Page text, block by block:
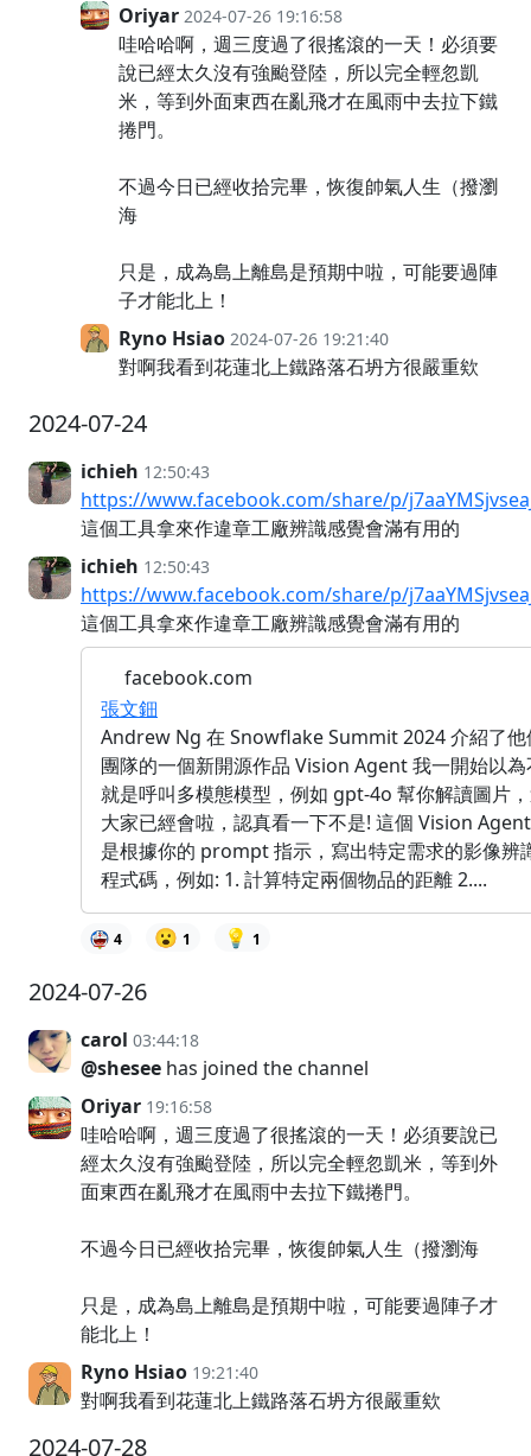
Oriyar 2024-07-26 19:16:58
哇哈哈啊，週三度過了很搖滾的一天！必須要
說已經太久沒有強颱登陸，所以完全輕忽凱
米，等到外面東西在亂飛才在風雨中去拉下鐵
捲門。
不過今日已經收拾完畢，恢復帥氣人生（撥瀏
海
只是，成為島上離島是預期中啦，可能要過陣
子才能北上！
Ryno Hsiao 2024-07-26 19:21:40
對啊我看到花蓮北上鐵路落石坍方很嚴重欸
2024-07-24
ichieh 12:50:43
https://www.facebook.com/share/p/
這個工具拿來作違章工廠辨識感覺會滿有用的
ichieh 12:50:43
https://www.facebook.com/share/p/
這個工具拿來作違章工廠辨識感覺會滿有用的
facebook.com
張文鈿
Andrew Ng 在 Snowflake Summit 2024 介紹了他
團隊的一個新開源作品 Vision Agent 我一開始以為
就是呼叫多模態模型，例如 gpt-4o 幫你解讀圖片
大家已經會啦，認真看一下不是! 這個 Vision Agent
是根據你的 prompt 指示，寫出特定需求的影像辨
程式碼，例如: 1. 計算特定兩個物品的距離 2....
4 😮 1 💡 1
2024-07-26
carol 03:44:18
@shesee has joined the channel
Oriyar 19:16:58
哇哈哈啊，週三度過了很搖滾的一天！必須要說已
經太久沒有強颱登陸，所以完全輕忽凱米，等到外
面東西在亂飛才在風雨中去拉下鐵捲門。
不過今日已經收拾完畢，恢復帥氣人生（撥瀏海
只是，成為島上離島是預期中啦，可能要過陣子才
能北上！
Ryno Hsiao 19:21:40
對啊我看到花蓮北上鐵路落石坍方很嚴重欸
2024-07-28